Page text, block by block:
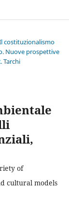
Il costituzionalismo
Nuove prospettive
Tarchi
of
cultural models